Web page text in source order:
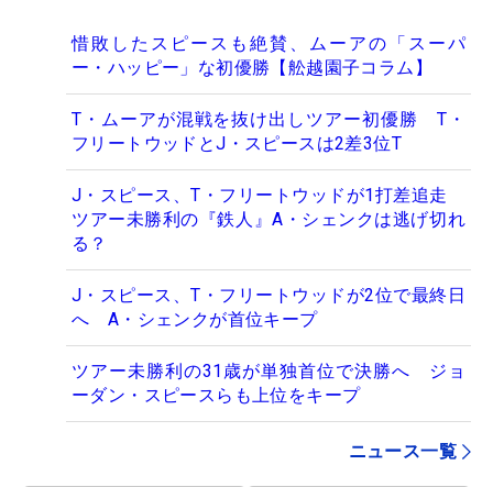
惜敗したスピースも絶賛、ムーアの「スーパ
ー・ハッピー」な初優勝【舩越園子コラム】
T・ムーアが混戦を抜け出しツアー初優勝 T・
フリートウッドとJ・スピースは2差3位T
J・スピース、T・フリートウッドが1打差追走
ツアー未勝利の『鉄人』A・シェンクは逃げ切れ
る？
J・スピース、T・フリートウッドが2位で最終日
へ A・シェンクが首位キープ
ツアー未勝利の31歳が単独首位で決勝へ ジョ
ーダン・スピースらも上位をキープ
ニュース一覧